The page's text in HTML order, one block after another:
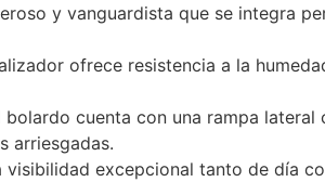
y vanguardista que se integra
ofrece resistencia a la
cuenta con una rampa lateral
arriesgadas.
excepcional tanto de día